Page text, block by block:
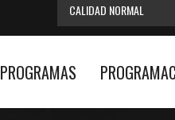
CALIDAD NORMAL
PROGRAMAS